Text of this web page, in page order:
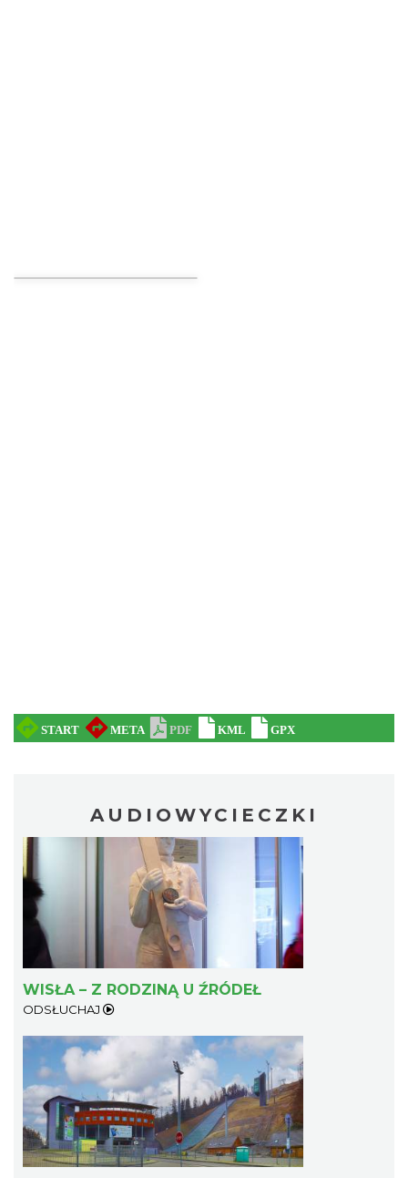
AUDIOWYCIECZKI
WISŁA – Z RODZINĄ U ŹRÓDEŁ
ODSŁUCHAJ